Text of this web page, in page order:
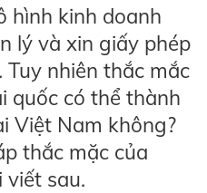
hình kinh doanh
lý và xin giấy phép
nhiên thắc mắc
quốc có thể thành
Việt Nam không?
thắc mặc của
viết sau.